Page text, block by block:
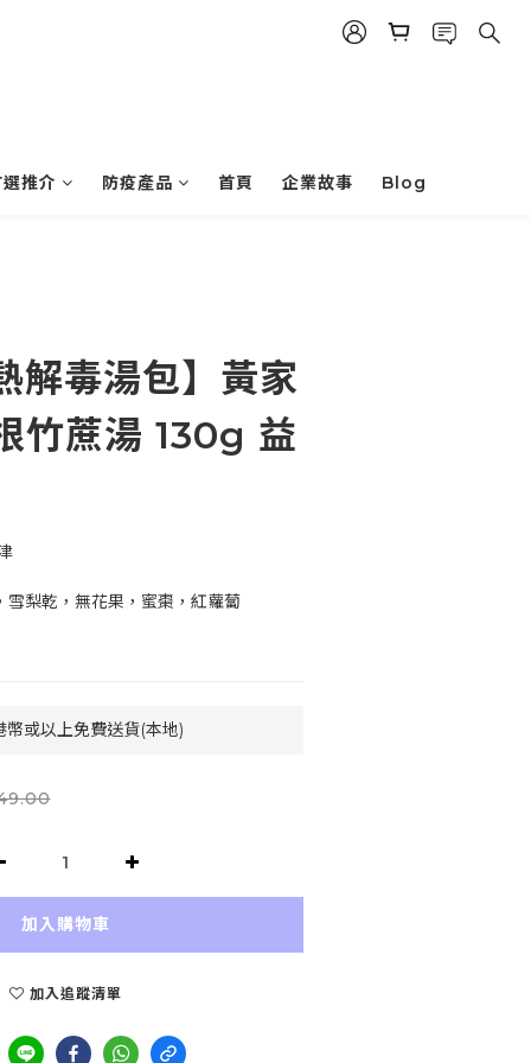
推介 防疫產品 首頁 企業故事 Blog
解毒湯包】黃家
竹蔗湯 130g 益
雪梨乾，無花果，蜜棗，紅蘿蔔
或以上免費送貨(本地)
加入購物車
加入追蹤清單